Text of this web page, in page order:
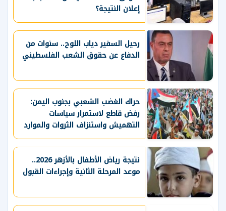
إعلان النتيجة؟
رحيل السفير دياب اللوح.. سنوات من
الدفاع عن حقوق الشعب الفلسطيني
حراك الغضب الشعبي بجنوب اليمن:
رفض قاطع لاستمرار سياسات
التهميش واستنزاف الثروات والموارد
الحيوية
نتيجة رياض الأطفال بالأزهر 2026..
موعد المرحلة الثانية وإجراءات القبول